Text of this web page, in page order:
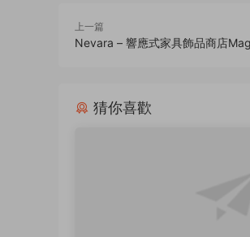
上一篇
Nevara – 響應式家具飾品商店
猜你喜歡